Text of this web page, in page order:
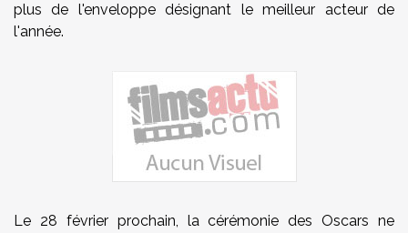
plus de l'enveloppe désignant le meilleur acteur de
l'année.
Le 28 février prochain, la cérémonie des Oscars ne